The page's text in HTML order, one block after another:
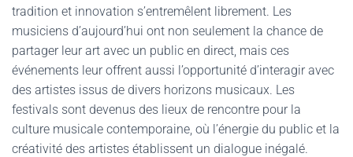
tradition et innovation s’entremêlent librement. Les
musiciens d’aujourd’hui ont non seulement la chance de
partager leur art avec un public en direct, mais ces
événements leur offrent aussi l’opportunité d’interagir avec
des artistes issus de divers horizons musicaux. Les
festivals sont devenus des lieux de rencontre pour la
culture musicale contemporaine, où l’énergie du public et la
créativité des artistes établissent un dialogue inégalé.